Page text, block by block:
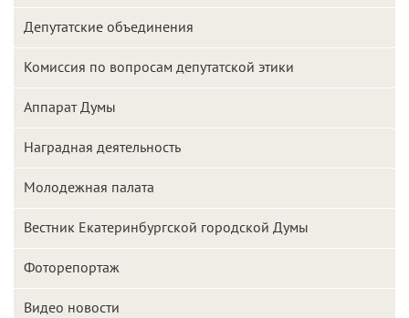
Депутатские объединения
Комиссия по вопросам депутатской этики
Аппарат Думы
Наградная деятельность
Молодежная палата
Вестник Екатеринбургской городской Думы
Фоторепортаж
Видео новости